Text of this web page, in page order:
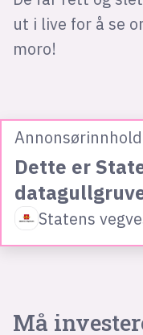
ut i live for å se
moro!
Annonsørinnhold
Dette er
Statens
Må